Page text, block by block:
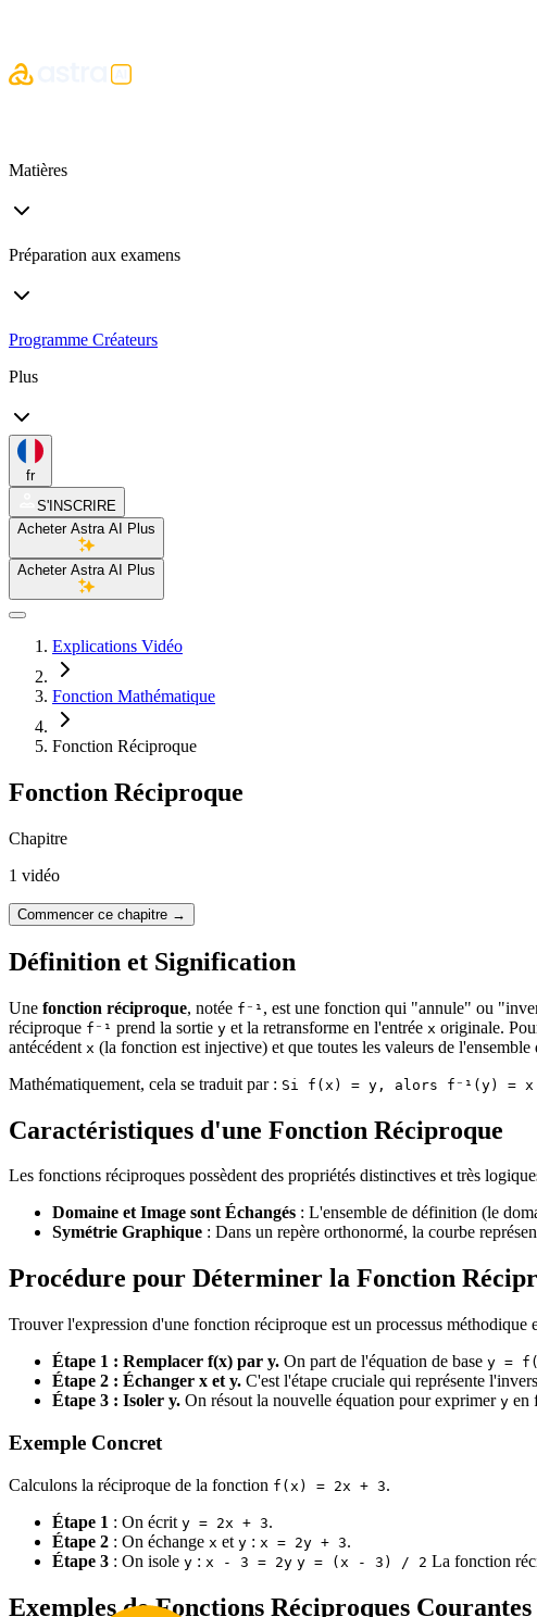
Matières
Préparation aux examens
Programme Créateurs
Plus
fr
S'INSCRIRE
Acheter Astra AI Plus
Acheter Astra AI Plus
Explications Vidéo
Fonction Mathématique
Fonction Réciproque
Fonction Réciproque
Chapitre
1 vidéo
Commencer ce chapitre →
Définition et Signification
Une fonction réciproque, notée f⁻¹ , est une fonction qui "annule" ou
réciproque f⁻¹ prend la sortie y et la retransforme en l'entrée x originale.
antécédent x (la fonction est injective) et que toutes les valeurs de
Mathématiquement, cela se traduit par : Si f(x) = y, alors f⁻¹(y) = x
Caractéristiques d'une Fonction Réciproque
Les fonctions réciproques possèdent des propriétés distinctives et très
Domaine et Image sont Échangés : L'ensemble de définition (le
Symétrie Graphique : Dans un repère orthonormé, la courbe
Procédure pour Déterminer la Fonction
Trouver l'expression d'une fonction réciproque est un processus méthodique
Étape 1 : Remplacer f(x) par y. On part de l'équation de base y =
Étape 2 : Échanger x et y. C'est l'étape cruciale qui représente
Étape 3 : Isoler y. On résout la nouvelle équation pour exprimer y en
Exemple Concret
Calculons la réciproque de la fonction f(x) = 2x + 3.
Étape 1 : On écrit y = 2x + 3.
Étape 2 : On échange x et y : x = 2y + 3.
Étape 3 : On isole y : x - 3 = 2y y = (x - 3) / 2 La fonction
Exemples de Fonctions Réciproques Courantes